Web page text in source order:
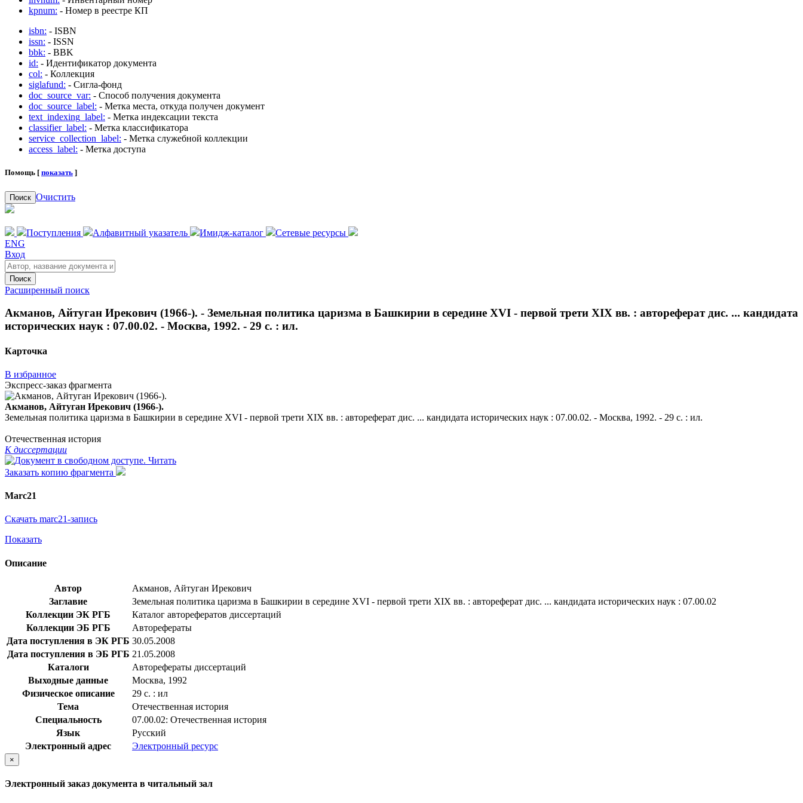
kpnum: - Номер в реестре КП
isbn: - ISBN
issn: - ISSN
bbk: - BBK
id: - Идентификатор документа
col: - Коллекция
siglafund: - Сигла-фонд
doc_source_var: - Способ получения документа
doc_source_label: - Метка места, откуда получен документ
text_indexing_label: - Метка индексации текста
classifier_label: - Метка классификатора
service_collection_label: - Метка служебной коллекции
access_label: - Метка доступа
Помощь [ показать ]
Поиск Очистить
Поступления Алфавитный указатель Имидж-каталог
Сетевые ресурсы
ENG
Вход
Поиск
Расширенный поиск
Акманов, Айтуган Ирекович (1966-). - Земельная политика царизма в Башкирии в середине XVI - первой трети XIX вв. : автореферат дис. ... кандидата
исторических наук : 07.00.02. - Москва, 1992. - 29 с. : ил.
Карточка
В избранное
Экспресс-заказ фрагмента
Акманов, Айтуган Ирекович (1966-).
Земельная политика царизма в Башкирии в середине XVI - первой трети XIX вв. : автореферат дис. ... кандидата исторических наук : 07.00.02. - Москва, 1992. - 29 с. : ил.
Отечественная история
К диссертации
Читать
Заказать копию фрагмента
Marc21
Скачать marc21-запись
Показать
Описание
Автор
Акманов, Айтуган Ирекович
Заглавие
Земельная политика царизма в Башкирии в середине XVI - первой трети XIX вв. : автореферат дис. ... кандидата исторических наук : 07.00.02
Коллекции ЭК РГБ
Каталог авторефератов диссертаций
Коллекции ЭБ РГБ
Авторефераты
Дата поступления в ЭК РГБ 30.05.2008
Дата поступления в ЭБ РГБ 21.05.2008
Каталоги
Авторефераты диссертаций
Выходные данные
Москва, 1992
Физическое описание
29 с. : ил
Тема
Отечественная история
Специальность
07.00.02: Отечественная история
Язык
Русский
Электронный адрес
Электронный ресурс
×
Электронный заказ документа в читальный зал